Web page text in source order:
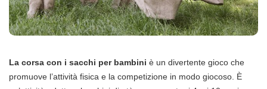
La corsa con i sacchi per bambini è un divertente gioco che
promuove l’attività fisica e la competizione in modo giocoso. È